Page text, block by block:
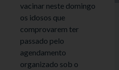
vacinar neste domingo
os idosos que
comprovarem ter
passado pelo
agendamento
organizado sob o